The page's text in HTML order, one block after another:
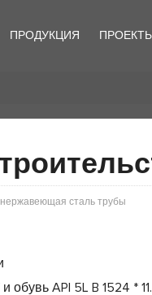
ПРОДУКЦИЯ ПРОЕКТЫ
сталь трубы
API 5L B 1524 *